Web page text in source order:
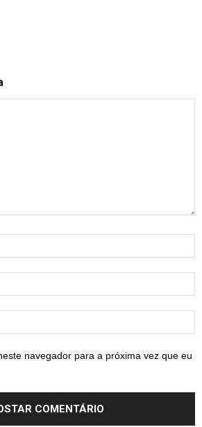
navegador para a próxima vez que eu